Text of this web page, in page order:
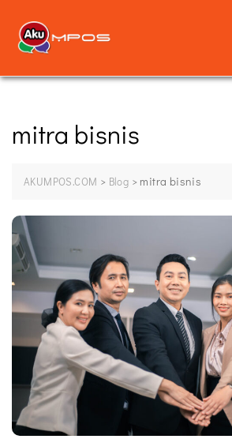
mitra bisnis
AKUMPOS.COM > Blog > mitra bisnis